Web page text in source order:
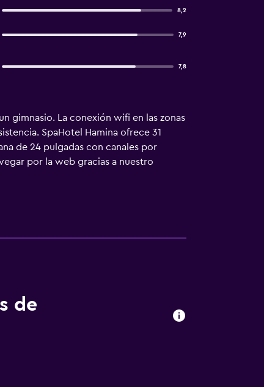
8,2
7,9
7,8
gimnasio. La conexión wifi en las zonas
SpaHotel Hamina ofrece 31
de 24 pulgadas con canales por
por la web gracias a nuestro
al aire libre y 4 piscinas cubiertas.
practicar las actividades de
de